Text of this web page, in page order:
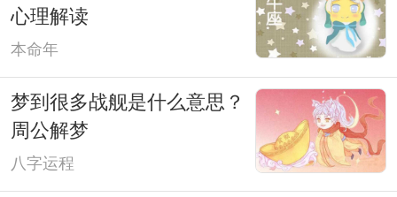
心理解读
本命年
梦到很多战舰是什么意思？
周公解梦
八字运程